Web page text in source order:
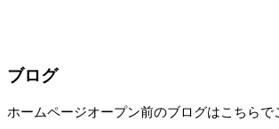
ブログ
ホームページオープン前のブログはこちらで